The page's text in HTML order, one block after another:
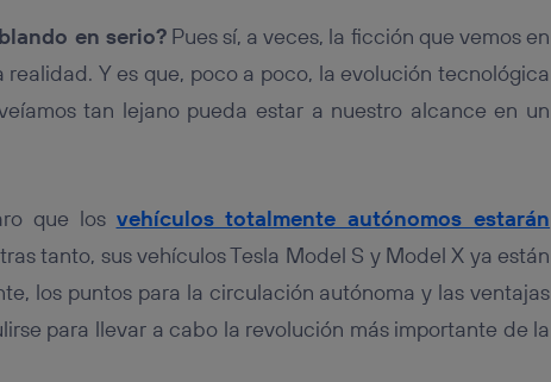
en serio?Pues sí, a veces, la ficción que vemos en
Y es que, poco a poco, la evolución tecnológica
tan lejano pueda estar a nuestro alcance en un
que los vehículos totalmente autónomos estarán
tanto, sus vehículos Tesla Model S y Model X ya están
los puntos para la circulación autónoma y las ventajas
para llevar a cabo la revolución más importante de la
Utiq seleccionando “Administrar Utiq” en la parte
el
portal de privacidad de Utiq (“consenthub”)
política de privacidad de Utiq.